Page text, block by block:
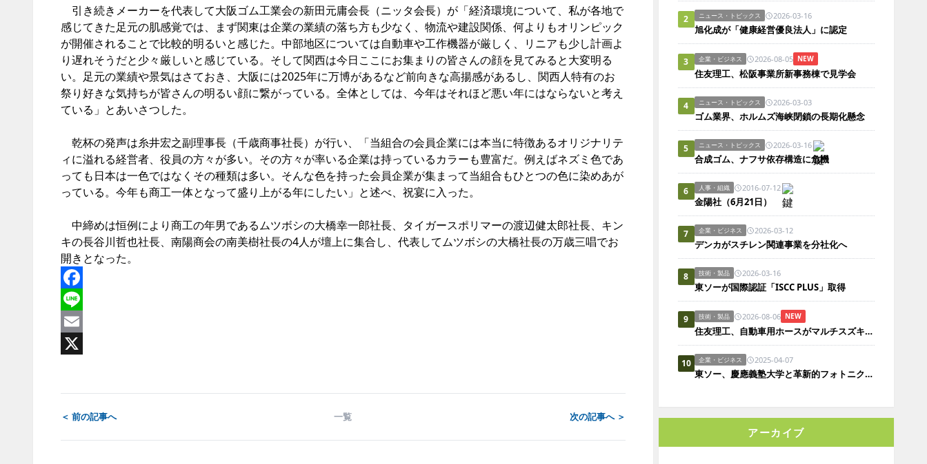
引き続きメーカーを代表して大阪ゴム工業会の新田元庸会長（ニッタ会長）が「経済環境について、私が各地で
感じてきた足元の肌感覚では、まず関東は企業の業績の落ち方も少なく、物流や建設関係、何よりもオリンピック
が開催されることで比較的明るいと感じた。中部地区については自動車や工作機器が厳しく、リニアも少し計画よ
り遅れそうだと少々厳しいと感じている。そして関西は今日ここにお集まりの皆さんの顔を見てみると大変明る
い。足元の業績や景気はさておき、大阪には2025年に万博があるなど前向きな高揚感があるし、関西人特有のお
祭り好きな気持ちが皆さんの明るい顔に繋がっている。全体としては、今年はそれほど悪い年にはならないと考え
ている」とあいさつした。
乾杯の発声は糸井宏之副理事長（千歳商事社長）が行い、「当組合の会員企業には本当に特徴あるオリジナリテ
ィに溢れる経営者、役員の方々が多い。その方々が率いる企業は持っているカラーも豊富だ。例えばネズミ色であ
っても日本は一色ではなくその種類は多い。そんな色を持った会員企業が集まって当組合もひとつの色に染めあが
っている。今年も商工一体となって盛り上がる年にしたい」と述べ、祝宴に入った。
中締めは恒例により商工の年男であるムツボシの大橋幸一郎社長、タイガースポリマーの渡辺健太郎社長、キン
キの長谷川哲也社長、南陽商会の南美樹社長の4人が壇上に集合し、代表してムツボシの大橋社長の万歳三唱でお
開きとなった。
Facebook
Line
Email
＜ 前の記事へ 一覧 次の記事へ ＞
2 ニュース・トピックス 2026-03-16
旭化成が「健康経営優良法人」に認定
3 企業・ビジネス 2026-08-05 NEW
住友理工、松阪事業所新事務棟で見学会
4 ニュース・トピックス 2026-03-03
ゴム業界、ホルムズ海峡閉鎖の長期化懸念
5 ニュース・トピックス 2026-03-16
合成ゴム、ナフサ依存構造に危機
6 人事・組織 2016-07-12
金陽社（6月21日）
7 企業・ビジネス 2026-03-12
デンカがスチレン関連事業を分社化へ
8 技術・製品 2026-03-16
東ソーが国際認証「ISCC PLUS」取得
9 技術・製品 2026-08-06 NEW
住友理工、自動車用ホースがマルチスズキBREZZAに採用
10 企業・ビジネス 2025-04-07
東ソー、慶應義塾大学と革新的フォトニクスポリマーの実用化に向けた共同研究を開始
アーカイブ